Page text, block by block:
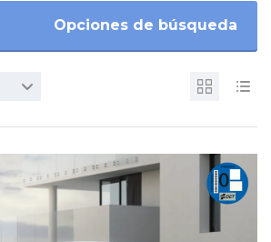
Opciones de búsqueda